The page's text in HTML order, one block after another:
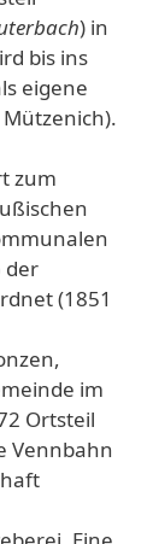
) in
bis ins
eigene
zum
der
(1851
im
Ortsteil
Vennbahn